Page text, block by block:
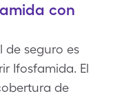
con
de seguro es
Ifosfamida. El
de